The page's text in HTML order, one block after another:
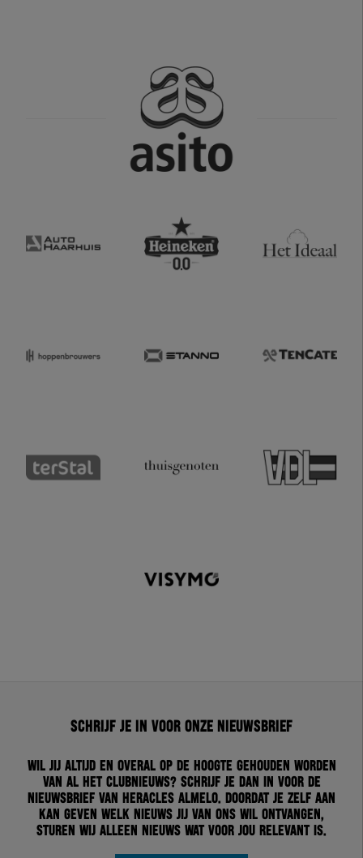
Schrijf je in voor onze nieuwsbrief
Wil jij altijd en overal op de hoogte gehouden worden
van al het clubnieuws? Schrijf je dan in voor de
nieuwsbrief van Heracles Almelo. Doordat je zelf aan
kan geven welk nieuws jij van ons wil ontvangen,
sturen wij alleen nieuws wat voor jou relevant is.